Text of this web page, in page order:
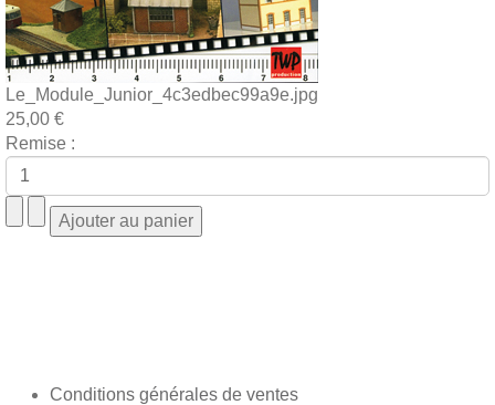
Le_Module_Junior_4c3edbec99a9e.jpg
25,00 €
Remise :
Conditions générales de ventes